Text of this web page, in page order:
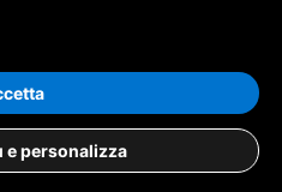
e personalizza